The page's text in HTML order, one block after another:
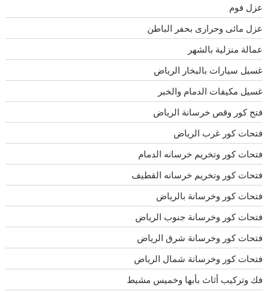
عزل فوم
عزل مائى وحرارى بحفر الباطن
عمالة منزلية بالشهر
غسيل سيارات بالبخار الرياض
غسيل مكيفات الدمام والخبر
فتح كور وقص خرسانة الرياض
فتحات كور غرب الرياض
فتحات كور وتخريم خرسانه الدمام
فتحات كور وتخريم خرسانه القطيف
فتحات كور وخرسانة بالرياض
فتحات كور وخرسانة جنوب الرياض
فتحات كور وخرسانة شرق الرياض
فتحات كور وخرسانة شمال الرياض
فك وتركيب أثاث بأبها وخميس مشيط